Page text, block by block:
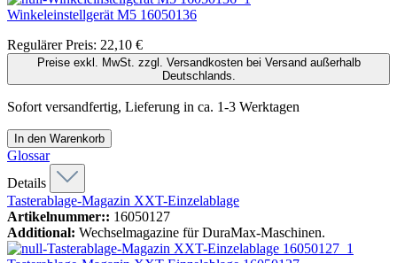
Winkeleinstellgerät M5 16050136
Regulärer Preis: 22,10 €
Preise exkl. MwSt. zzgl. Versandkosten bei Versand außerhalb
Deutschlands.
Sofort versandfertig, Lieferung in ca. 1-3 Werktagen
In den Warenkorb
Glossar
Details
Tasterablage-Magazin XXT-Einzelablage
Artikelnummer:: 16050127
Additional: Wechselmagazine für DuraMax-Maschinen.